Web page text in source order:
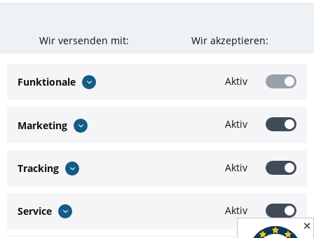
✕
Wir versenden mit: Wir akzeptieren:
Funktionale Aktiv
Marketing Aktiv
Tracking Aktiv
Service Aktiv